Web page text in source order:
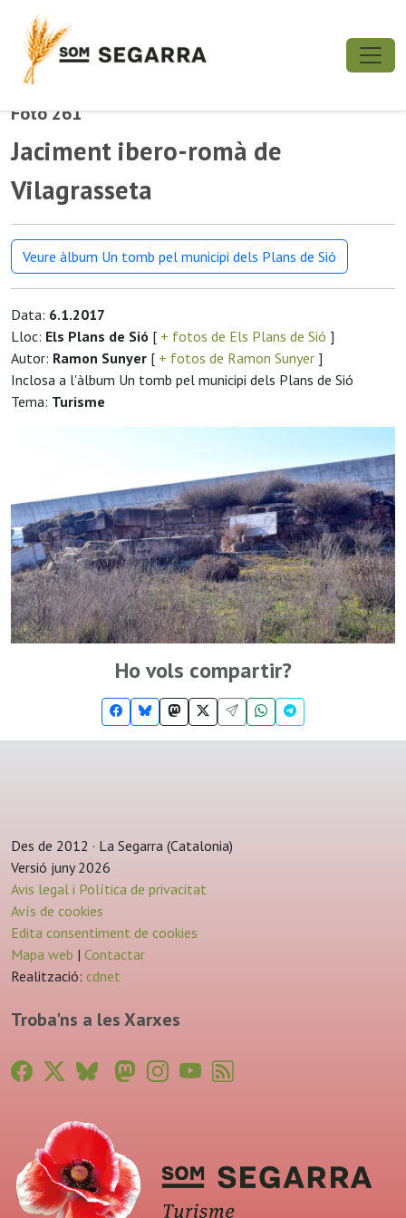
Foto 261
Jaciment ibero-romà de
Vilagrasseta
Veure àlbum Un tomb pel municipi dels Plans de Sió
Data: 6.1.2017
Lloc: Els Plans de Sió [ + fotos de Els Plans de Sió ]
Autor: Ramon Sunyer [ + fotos de Ramon Sunyer ]
Inclosa a l'àlbum Un tomb pel municipi dels Plans de Sió
Tema: Turisme
Ho vols compartir?
Des de 2012 · La Segarra (Catalonia)
Versió juny 2026
Avis legal i Política de privacitat
Avís de cookies
Edita consentiment de cookies
Mapa web | Contactar
Realització: cdnet
Troba'ns a les Xarxes